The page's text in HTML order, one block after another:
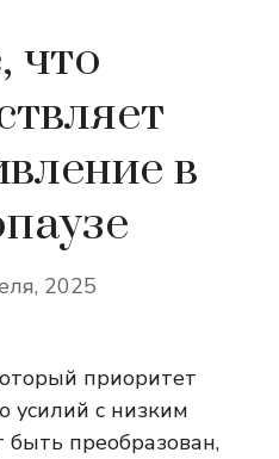
что
в
2025
приоритет
усилий с низким
быть преобразован,